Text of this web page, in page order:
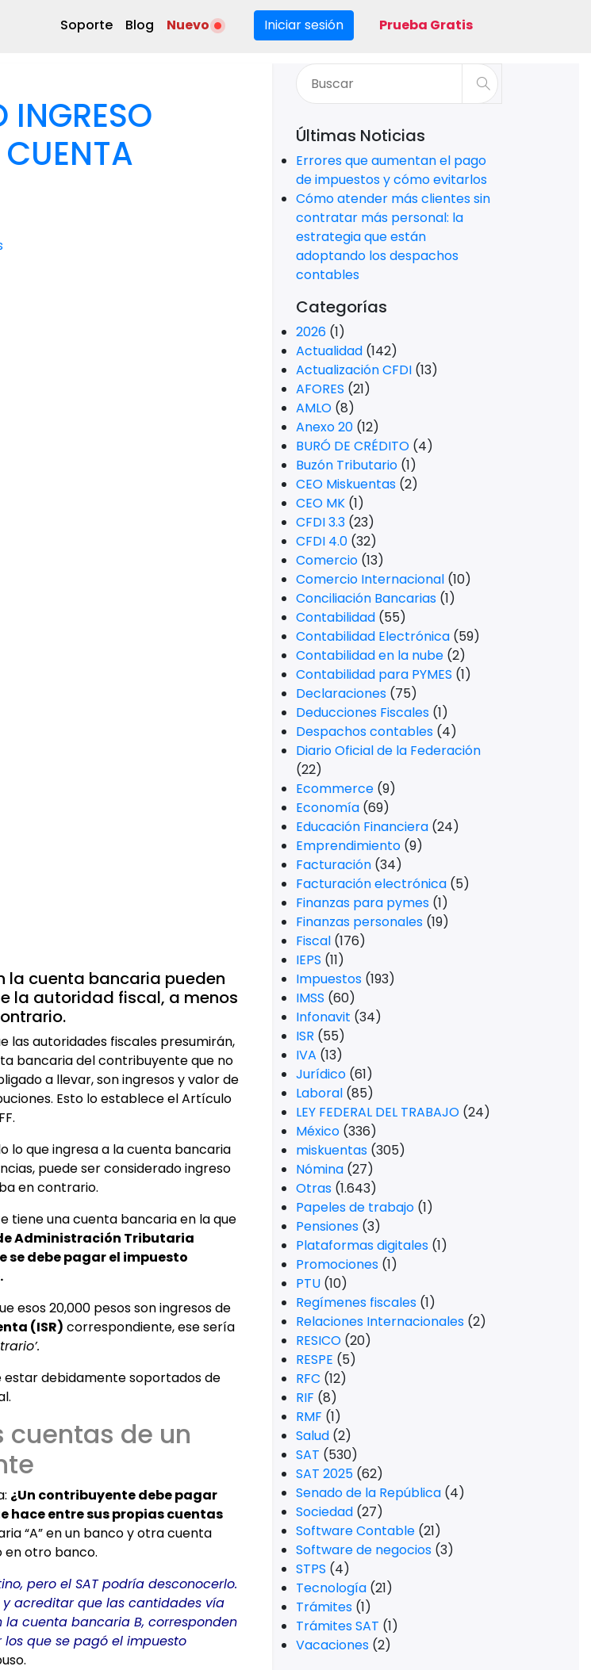
Soporte Blog Nuevo Iniciar sesión Prueba Gratis
INGRESO
la cuenta bancaria pueden
la autoridad fiscal, a menos
las autoridades fiscales presumirán,
bancaria del contribuyente que no
a llevar, son ingresos y valor de
Esto lo establece el Artículo
lo que ingresa a la cuenta bancaria
puede ser considerado ingreso
en contrario.
tiene una cuenta bancaria en la que
Administración Tributaria
se debe pagar el impuesto
esos 20,000 pesos son ingresos de
(ISR) correspondiente, ese sería
estar debidamente soportados de
cuentas de un
¿Un contribuyente debe pagar
hace entre sus propias cuentas
“A” en un banco y otra cuenta
en otro banco.
pero el SAT podría desconocerlo.
acreditar que las cantidades vía
cuenta bancaria B, corresponden
que se pagó el impuesto
Últimas Noticias
Errores que aumentan el pago
de impuestos y cómo evitarlos
Cómo atender más clientes sin
contratar más personal: la
estrategia que están
adoptando los despachos
contables
Categorías
2026 (1)
Actualidad (142)
Actualización CFDI (13)
AFORES (21)
AMLO (8)
Anexo 20 (12)
BURÓ DE CRÉDITO (4)
Buzón Tributario (1)
CEO Miskuentas (2)
CEO MK (1)
CFDI 3.3 (23)
CFDI 4.0 (32)
Comercio (13)
Comercio Internacional (10)
Conciliación Bancarias (1)
Contabilidad (55)
Contabilidad Electrónica (59)
Contabilidad en la nube (2)
Contabilidad para PYMES (1)
Declaraciones (75)
Deducciones Fiscales (1)
Despachos contables (4)
Diario Oficial de la Federación
(22)
Ecommerce (9)
Economía (69)
Educación Financiera (24)
Emprendimiento (9)
Facturación (34)
Facturación electrónica (5)
Finanzas para pymes (1)
Finanzas personales (19)
Fiscal (176)
IEPS (11)
Impuestos (193)
IMSS (60)
Infonavit (34)
ISR (55)
IVA (13)
Jurídico (61)
Laboral (85)
LEY FEDERAL DEL TRABAJO (24)
México (336)
miskuentas (305)
Nómina (27)
Otras (1.643)
Papeles de trabajo (1)
Pensiones (3)
Plataformas digitales (1)
Promociones (1)
PTU (10)
Regímenes fiscales (1)
Relaciones Internacionales (2)
RESICO (20)
RESPE (5)
RFC (12)
RIF (8)
RMF (1)
Salud (2)
SAT (530)
SAT 2025 (62)
Senado de la República (4)
Sociedad (27)
Software Contable (21)
Software de negocios (3)
STPS (4)
Tecnología (21)
Trámites (1)
Trámites SAT (1)
Vacaciones (2)